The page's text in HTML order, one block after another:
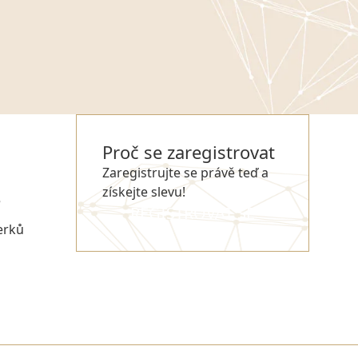
Proč se zaregistrovat
Zaregistrujte se právě teď a
získejte slevu!
REGISTROVAT SE